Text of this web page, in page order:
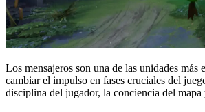
Los mensajeros son una de las unidades
cambiar el impulso en fases cruciales del
disciplina del jugador, la conciencia del